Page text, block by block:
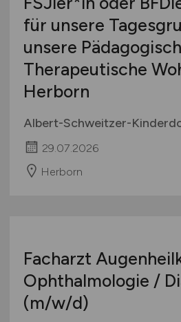
für unsere
unsere
Therapeutische
Herborn
Albert-Schweitzer-
29.07.2026
Herborn
Facharzt
Ophthalmologie /
(m/w/d)